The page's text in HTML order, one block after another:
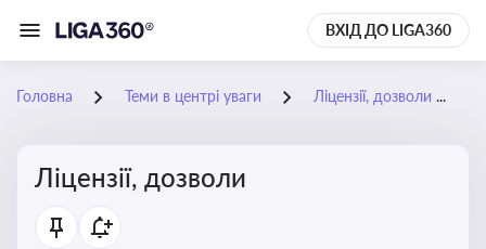
ВХІД ДО LIGA360
Головна Теми в центрі уваги Ліцензії, дозволи
Ліцензії, дозволи